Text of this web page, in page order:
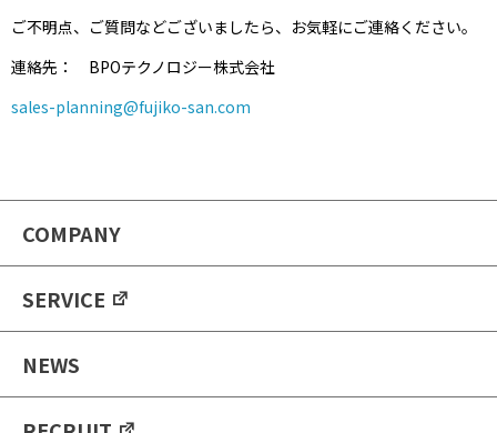
ご不明点、ご質問などございましたら、お気軽にご連絡ください。
連絡先： BPOテクノロジー株式会社
sales-planning@fujiko-san.com
COMPANY
SERVICE
NEWS